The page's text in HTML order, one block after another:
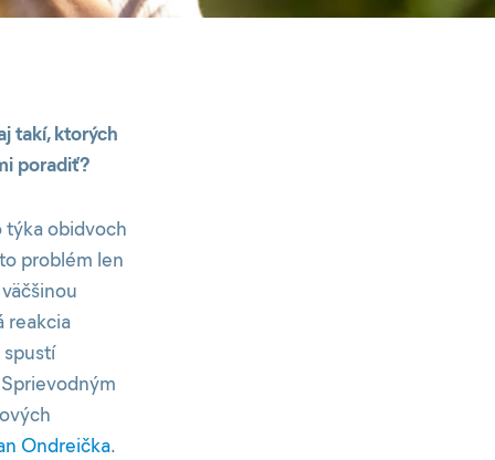
takí, ktorých
poradiť?
týka obidvoch
problém len
reakcia
Ondreička.